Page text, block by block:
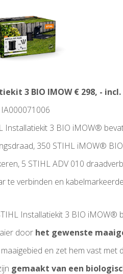
3 BIO IMOW € 298, -
Installatiekit 3 BIO iMOW®
350 STIHL iMOW®
5 STIHL ADV 010
te verbinden en
Installatiekit 3 BIO iMOW®
door het gewenste
en zet hem vast met
gemaakt van een